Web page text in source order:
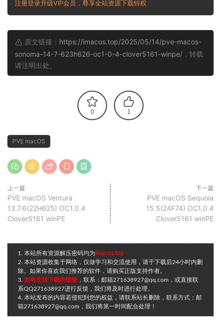
注册登录升级VIP会员，尊享全站资源下载特权
原文链接： https://imacos.top/2025/05/14/pve-macos-
sonoma-14-7-623h626-oc1-0-4-clover5161-winpe/ ，转载
请注明出处。
0 1
PVE macOS
上一篇
PVE macOS Ventura
13.7.6(22H625) OC1.0.4
Clover5161 winPE
下一篇
PVE macOS Sequoia
15.5(24F74) OC1.0.4
Clover5161 winPE
1. 本站所有资源解压密码均为imacos.top
2. 本站资源收集于网络，仅做学习和交流使用，请于下载后24小时内删
除。如果你喜欢我们推荐的软件，请购买正版支持作者。
3. 如有无法下载的链接 ，联系：邮箱271638927@qq.com，或直接联
系QQ271638927进行反馈，我们将及时进行处理。
4. 本站发布的内容若侵犯到您的权益，请联系站长删除，联系方式：邮
箱271638927@qq.com，我们将第一时间配合处理！